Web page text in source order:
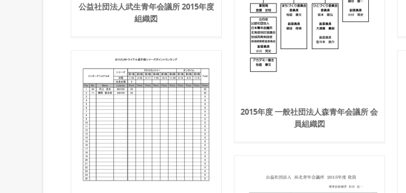
公益社団法人武生青年会議所 2015年度
組織図
2015年度 一般社団法人森青年会議所 会
員組織図